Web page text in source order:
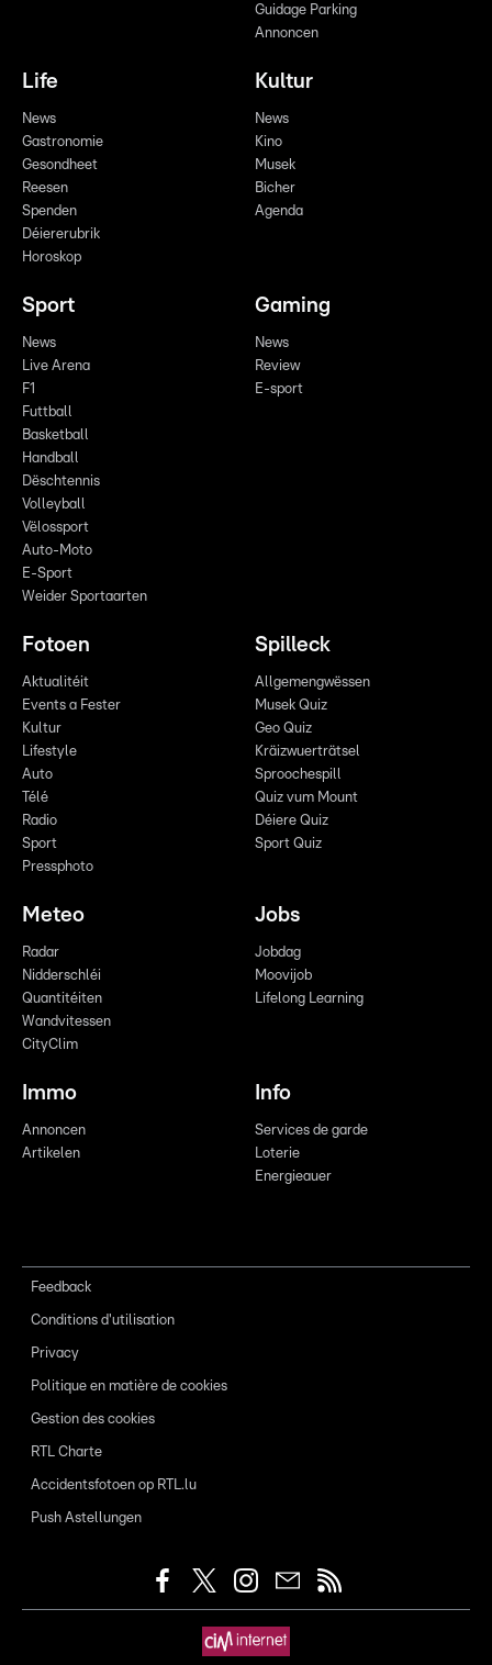
Guidage Parking
Annoncen
Life
News
Gastronomie
Gesondheet
Reesen
Spenden
Déiererubrik
Horoskop
Kultur
News
Kino
Musek
Bicher
Agenda
Sport
News
Live Arena
F1
Futtball
Basketball
Handball
Dëschtennis
Volleyball
Vëlossport
Auto-Moto
E-Sport
Weider Sportaarten
Gaming
News
Review
E-sport
Fotoen
Aktualitéit
Events a Fester
Kultur
Lifestyle
Auto
Télé
Radio
Sport
Pressphoto
Spilleck
Allgemengwëssen
Musek Quiz
Geo Quiz
Kräizwuerträtsel
Sproochespill
Quiz vum Mount
Déiere Quiz
Sport Quiz
Meteo
Radar
Nidderschléi
Quantitéiten
Wandvitessen
CityClim
Jobs
Jobdag
Moovijob
Lifelong Learning
Immo
Annoncen
Artikelen
Info
Services de garde
Loterie
Energieauer
Feedback
Conditions d'utilisation
Privacy
Politique en matière de cookies
Gestion des cookies
RTL Charte
Accidentsfotoen op RTL.lu
Push Astellungen